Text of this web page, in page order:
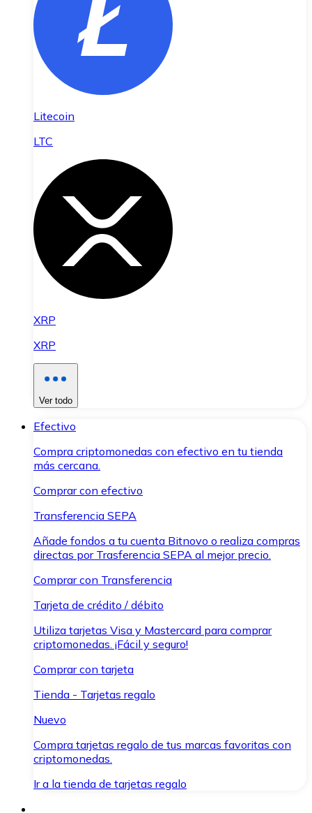
Litecoin
LTC
XRP
XRP
Ver todo
Efectivo
Compra criptomonedas con efectivo en tu tienda
más cercana.
Comprar con efectivo
Transferencia SEPA
Añade fondos a tu cuenta Bitnovo o realiza compras
directas por Trasferencia SEPA al mejor precio.
Comprar con Transferencia
Tarjeta de crédito / débito
Utiliza tarjetas Visa y Mastercard para comprar
criptomonedas. ¡Fácil y seguro!
Comprar con tarjeta
Tienda - Tarjetas regalo
Nuevo
Compra tarjetas regalo de tus marcas favoritas con
criptomonedas.
Ir a la tienda de tarjetas regalo